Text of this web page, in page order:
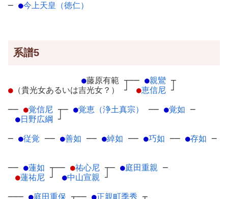
─ ●今上天皇（徳仁）
系譜5
●藤原有範 ┬
● （貴光女あるいは吉光女？） ┘
── ●親鸞 ┬
●恵信尼 ┘
── ●覚信尼 ┬
●日野広綱 ┘
─ ●覚恵（浄土真宗） ── ●覚如 ─
─ ●従覚 ── ●善如 ── ●綽如 ── ●巧如 ── ●存如 ─
── ●蓮如 ┬
●蓮祐尼 ┘
── ●祐心尼 ┬
●中山宣親 ┘
─ ●庭田重親 ─
─── ●庭田重保 ┬── ●正親町季秀 ┬